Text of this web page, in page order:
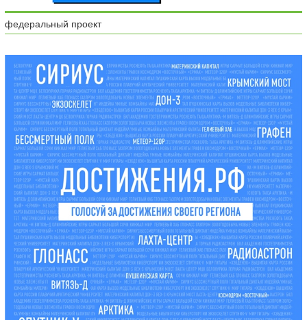
федеральный проект